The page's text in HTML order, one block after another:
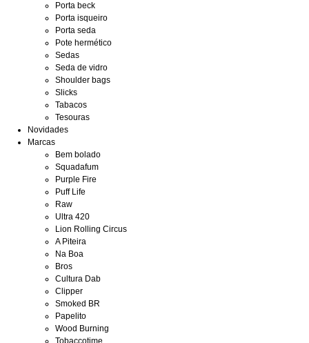
Porta beck
Porta isqueiro
Porta seda
Pote hermético
Sedas
Seda de vidro
Shoulder bags
Slicks
Tabacos
Tesouras
Novidades
Marcas
Bem bolado
Squadafum
Purple Fire
Puff Life
Raw
Ultra 420
Lion Rolling Circus
A Piteira
Na Boa
Bros
Cultura Dab
Clipper
Smoked BR
Papelito
Wood Burning
Tobaccotime